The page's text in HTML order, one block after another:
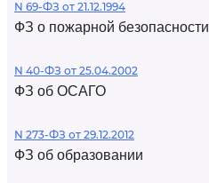
N 69-ФЗ от 21.12.1994
ФЗ о пожарной безопасности
N 40-ФЗ от 25.04.2002
ФЗ об ОСАГО
N 273-ФЗ от 29.12.2012
ФЗ об образовании